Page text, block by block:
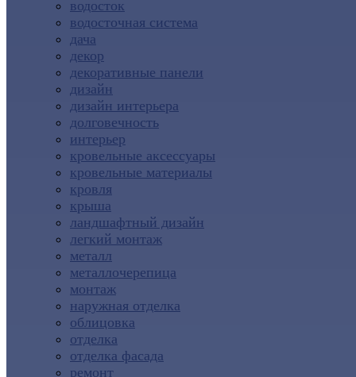
водосток
водосточная система
дача
декор
декоративные панели
дизайн
дизайн интерьера
долговечность
интерьер
кровельные аксессуары
кровельные материалы
кровля
крыша
ландшафтный дизайн
легкий монтаж
металл
металлочерепица
монтаж
наружная отделка
облицовка
отделка
отделка фасада
ремонт